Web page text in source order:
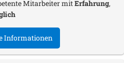
Mitarbeiter mitErfahrung,
Informationen